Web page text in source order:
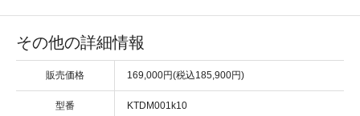
その他の詳細情報
販売価格 169,000円(税込185,900円)
型番 KTDM001k10